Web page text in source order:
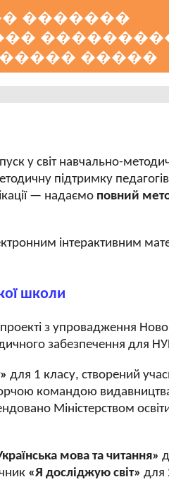
�������
�����
у світ навчально-
підтримку
— надаємо повний
інтерактивним
школи
з упровадження
забезпечення для
для 1 класу, створений
командою
Міністерством
мова та читання»
«Я досліджую світ» для